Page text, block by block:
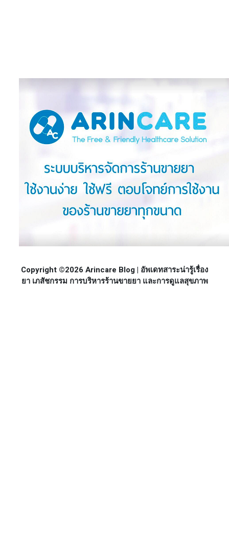
Copyright ©2026 Arincare Blog | อัพเดทสาระน่ารู้เรื่อง
ยา เภสัชกรรม การบริหารร้านขายยา และการดูแลสุขภาพ